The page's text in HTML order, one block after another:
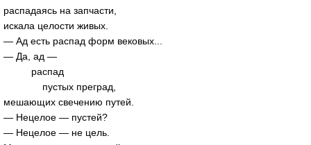
распадаясь на запчасти,
искала целости живых.
— Ад есть распад форм вековых...
— Да, ад —
распад
пустых преград,
мешающих свечению путей.
— Нецелое — пустей?
— Нецелое — не цель.